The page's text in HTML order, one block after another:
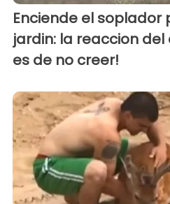
Enciende el soplador
jardin: la reaccion
es de no creer!